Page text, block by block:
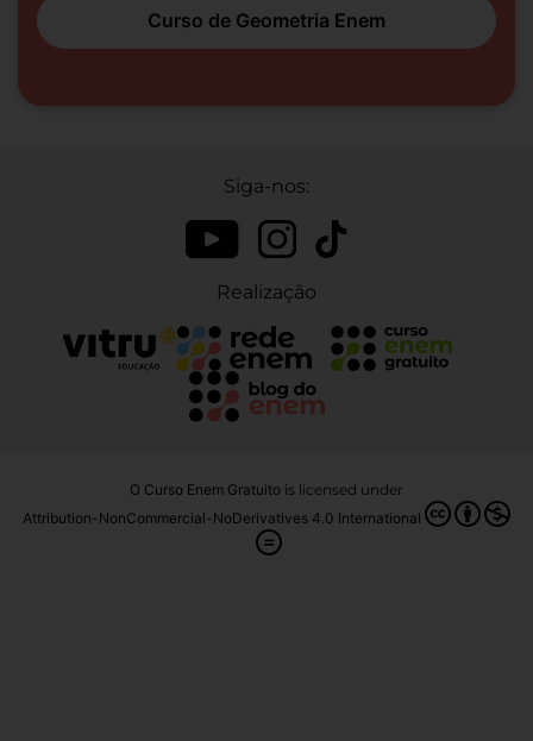
Curso de Geometria Enem
Siga-nos:
Realização
O Curso Enem Gratuito is licensed under
Attribution-NonCommercial-NoDerivatives 4.0 International